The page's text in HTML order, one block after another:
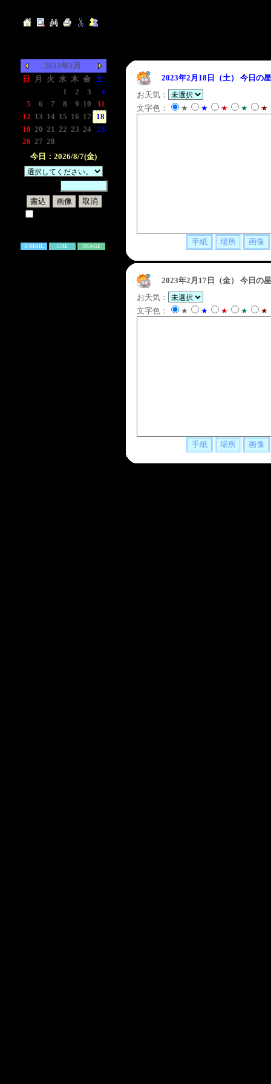
2023年2月
日
月 火 水 木 金 土
1 2 3
4
5
6 7 8 9 10
11
12 13 14 15 16 17
18
19 20 21 22 23 24
25
26 27 28
今日：2026/8/7(金)
E-MAIL URL IMAGE
2023年2月18日（土）
今日の
お天気：
文字色：
★ ★ ★ ★ ★
2023年2月17日（金）
今日の
お天気：
文字色：
★ ★ ★ ★ ★